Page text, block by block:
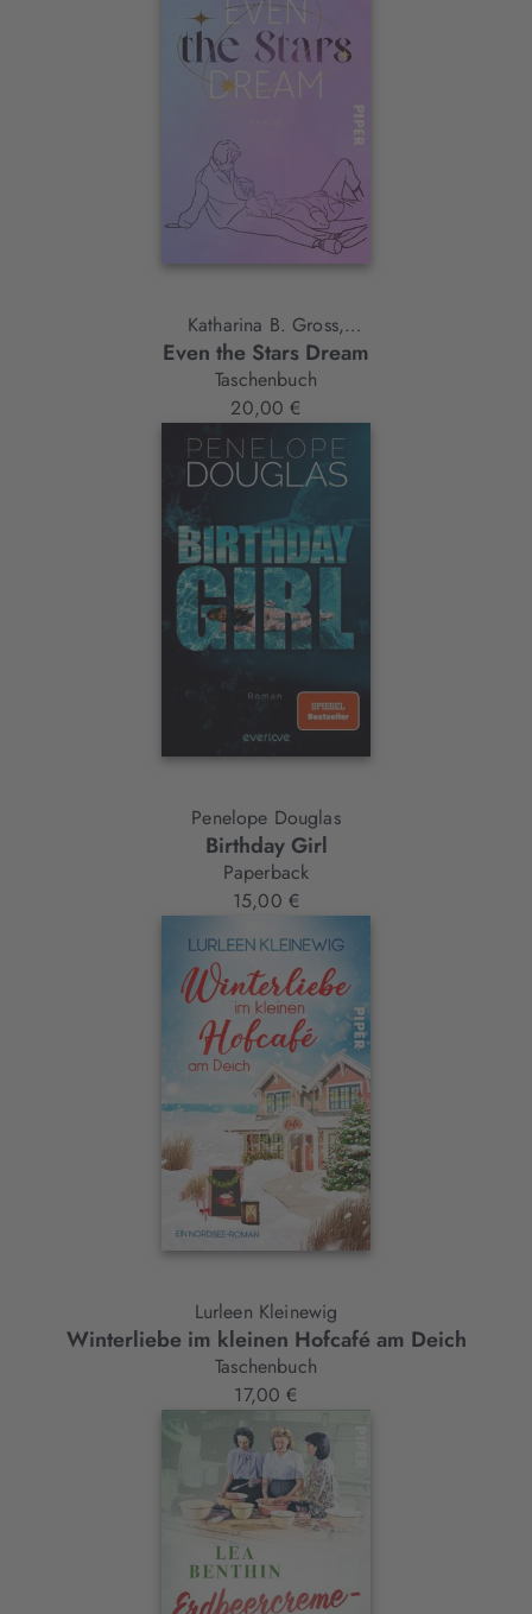
Katharina B. Gross,
Alex Parker
Even the Stars Dream
Taschenbuch
20,00 €
Penelope Douglas
Birthday Girl
Paperback
15,00 €
Lurleen Kleinewig
Winterliebe im kleinen Hofcafé am Deich
Taschenbuch
17,00 €